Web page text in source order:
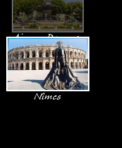
Aix-en-Provence
Nîmes